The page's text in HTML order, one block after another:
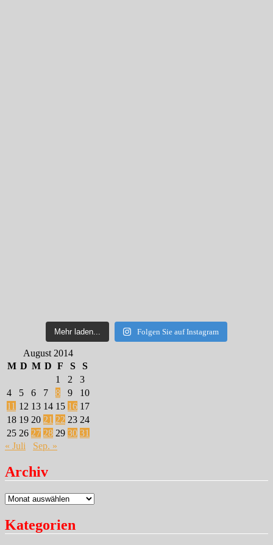
Mehr laden... Folgen Sie auf Instagram
August 2014
M D M D F S
S
1
2
3
4
5 6 7 8 9
10
11 12 13 14 15 16 17
18 19 20 21 22 23 24
25 26 27 28 29 30 31
« Juli
Sep. »
Archiv
Archiv
Kategorien